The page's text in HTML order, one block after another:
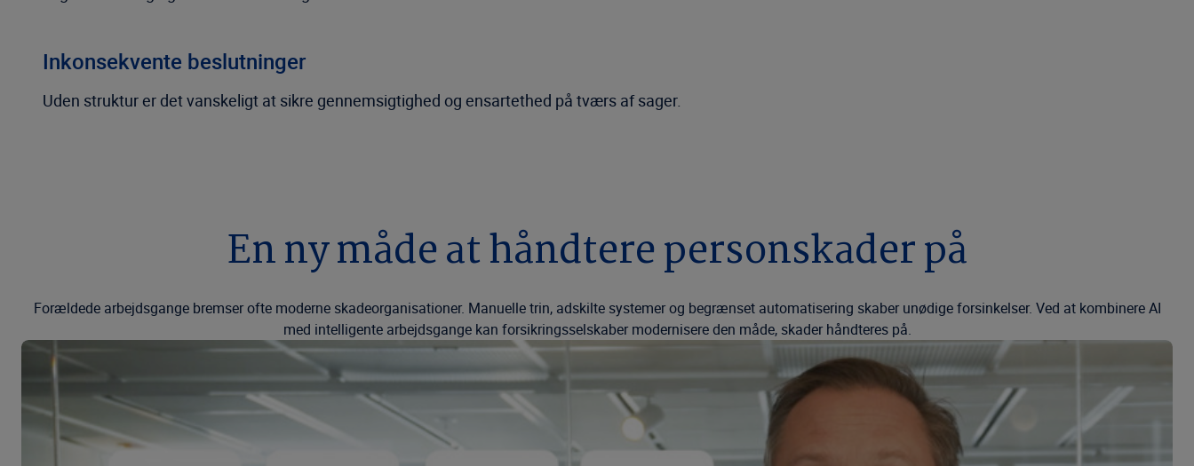
Inkonsekvente beslutninger
Uden struktur er det vanskeligt at sikre gennemsigtighed og ensartethed på tværs af sager.
En ny måde at håndtere personskader på
Forældede arbejdsgange bremser ofte moderne skadeorganisationer. Manuelle trin, adskilte systemer og begrænset automatisering skaber unødige forsinkelser. Ved at kombinere AI
med intelligente arbejdsgange kan forsikringsselskaber modernisere den måde, skader håndteres på.